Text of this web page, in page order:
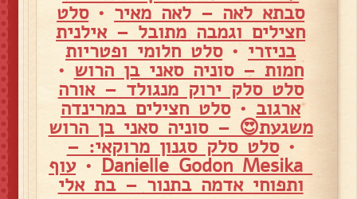
סבתא לאה – לאה מאיר •סלט
חצילים וגמבה מתובל – אילנית
בניזרי •סלט חלומי ופטריות
חמות – סוניה סאני בן הרוש •
סלט סלק ירוק מנגולד – אורה
ארגוב •סלט חצילים במרינדה
משגעת😍 – סוניה סאני בן הרוש
•סלט סלק סגנון מרוקאי: –
•עוף
ותפוחי אדמה בתנור – בת אלי